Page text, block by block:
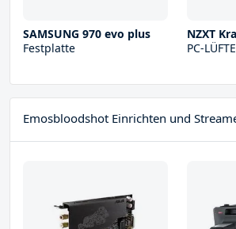
SAMSUNG 970 evo plus
Festplatte
NZXT
PC-
Emosbloodshot Einrichten und